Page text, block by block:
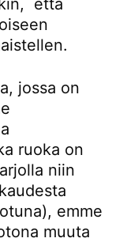
että
jossa on
ruoka on
niin
emme
muuta